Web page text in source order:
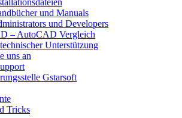
und Manuals
und Developers
– AutoCAD Vergleich
Unterstützung
uns an
Gstarsoft
Tricks